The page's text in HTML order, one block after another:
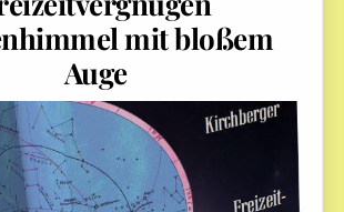
mit bloßem
Auge